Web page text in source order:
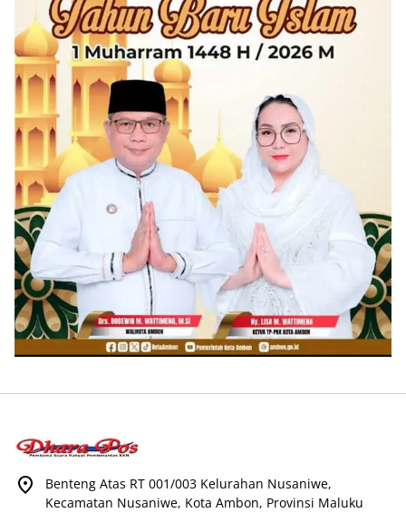
Benteng Atas RT 001/003 Kelurahan Nusaniwe,
Kecamatan Nusaniwe, Kota Ambon, Provinsi Maluku